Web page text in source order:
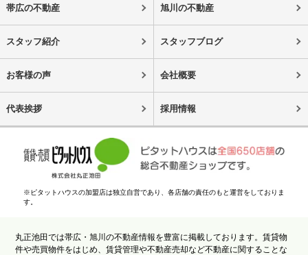
帯広の不動産 旭川の不動産
スタッフ紹介 スタッフブログ
お客様の声 会社概要
代表挨拶 採用情報
※ピタットハウスの加盟店は独立自営であり、各店舗の責任のもと運営をしておりま
す。
丸正池田では帯広・旭川の不動産情報を豊富に掲載しております。賃貸物
件や売買物件をはじめ、賃貸管理や不動産売却など不動産に関することな